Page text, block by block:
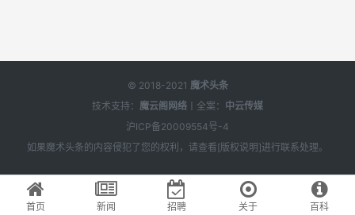
© 2018-2021 魔术头条
技术支持： 魔云阁网络 丨全案： 中云传媒
沪ICP备20009554号-4
如果 魔术头条的内容侵犯了您的权利，请查看[版权说明 ]进行联系处理。
首页 新闻 招聘 关于 百科